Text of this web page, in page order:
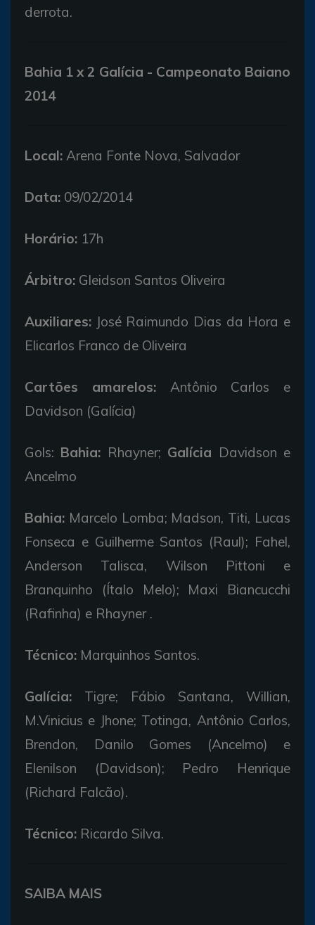
derrota.
Bahia 1 x 2 Galícia - Campeonato Baiano
2014
Local: Arena Fonte Nova, Salvador
Data: 09/02/2014
Horário: 17h
Árbitro: Gleidson Santos Oliveira
Auxiliares: José Raimundo Dias da Hora e
Elicarlos Franco de Oliveira
Cartões amarelos:Antônio Carlos e
Davidson (Galícia)
Gols: Bahia: Rhayner; Galícia Davidson e
Ancelmo
Bahia: Marcelo Lomba; Madson, Titi, Lucas
Fonseca e Guilherme Santos (Raul); Fahel,
Anderson Talisca, Wilson Pittoni e
Branquinho (Ítalo Melo); Maxi Biancucchi
(Rafinha) e Rhayner .
Técnico: Marquinhos Santos.
Galícia: Tigre; Fábio Santana, Willian,
M.Vinicius e Jhone; Totinga, Antônio Carlos,
Brendon, Danilo Gomes (Ancelmo) e
Elenilson (Davidson); Pedro Henrique
(Richard Falcão).
Técnico: Ricardo Silva.
SAIBA MAIS